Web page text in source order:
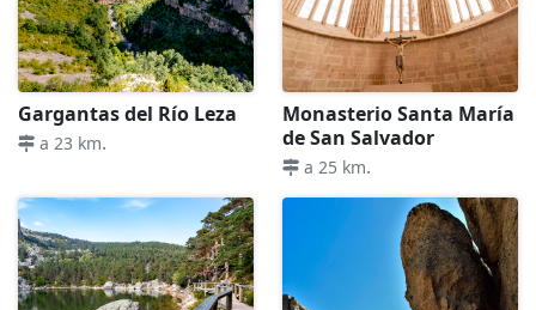
Gargantas del Río Leza
a 23 km.
Monasterio Santa María
de San Salvador
a 25 km.